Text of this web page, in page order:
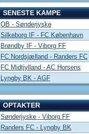
SENESTE KAMPE
OB - Sønderjyske
Silkeborg IF - FC København
Brøndby IF - Viborg FF
FC Nordsjælland - Randers FC
FC Midtjylland - AC Horsens
Lyngby BK - AGF
OPTAKTER
Sønderjyske - Viborg FF
Randers FC - Lyngby BK